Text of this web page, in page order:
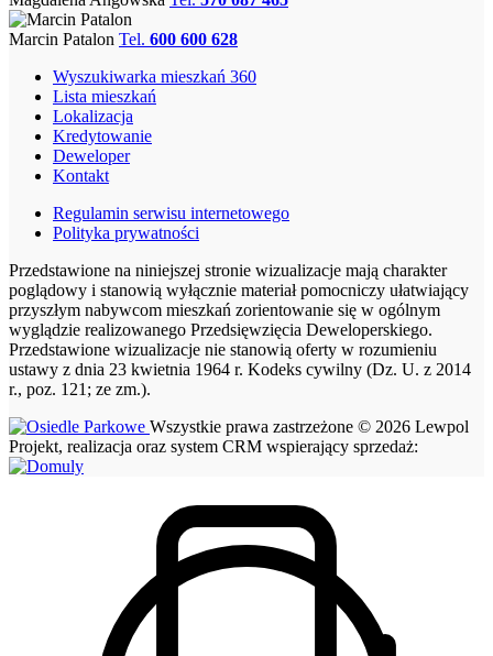
Marcin Patalon Tel. 600 600 628
Wyszukiwarka mieszkań 360
Lista mieszkań
Lokalizacja
Kredytowanie
Deweloper
Kontakt
Regulamin serwisu internetowego
Polityka prywatności
Przedstawione na niniejszej stronie wizualizacje mają charakter
poglądowy i stanowią wyłącznie materiał pomocniczy ułatwiający
przyszłym nabywcom mieszkań zorientowanie się w ogólnym
wyglądzie realizowanego Przedsięwzięcia Deweloperskiego.
Przedstawione wizualizacje nie stanowią oferty w rozumieniu
ustawy z dnia 23 kwietnia 1964 r. Kodeks cywilny (Dz. U. z 2014
r., poz. 121; ze zm.).
Wszystkie prawa zastrzeżone © 2026 Lewpol
Projekt, realizacja oraz system CRM wspierający sprzedaż: